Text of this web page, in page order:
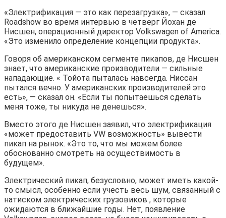
«Электрификация — это как перезагрузка», — сказал
Roadshow во время интервью в четверг Йохан де
Нисшен, операционный директор Volkswagen of America.
«Это изменило определение концепции продукта».
Говоря об американском сегменте пикапов, де Нисшен
знает, что американские производители — сильные
нападающие. « Тойота пыталась навсегда. Ниссан
пытался вечно. У американских производителей это
есть», — сказал он. «Если ты попытаешься сделать
меня тоже, ты никуда не денешься».
Вместо этого де Нисшен заявил, что электрификация
«может предоставить VW возможность» вывести
пикап на рынок. «Это то, что мы можем более
обоснованно смотреть на осуществимость в
будущем».
Электрический пикап, безусловно, может иметь какой-
то смысл, особенно если учесть весь шум, связанный с
натиском электрических грузовиков , которые
ожидаются в ближайшие годы. Нет, появление